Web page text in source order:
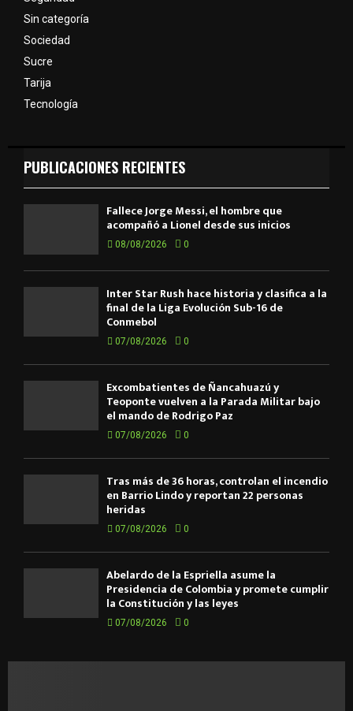
Sin categoría
Sociedad
Sucre
Tarija
Tecnología
PUBLICACIONES RECIENTES
Fallece Jorge Messi, el hombre que
acompañó a Lionel desde sus inicios
08/08/2026 0
Inter Star Rush hace historia y clasifica a la
final de la Liga Evolución Sub-16 de
Conmebol
07/08/2026 0
Excombatientes de Ñancahuazú y
Teoponte vuelven a la Parada Militar bajo
el mando de Rodrigo Paz
07/08/2026 0
Tras más de 36 horas, controlan el incendio
en Barrio Lindo y reportan 22 personas
heridas
07/08/2026 0
Abelardo de la Espriella asume la
Presidencia de Colombia y promete cumplir
la Constitución y las leyes
07/08/2026 0